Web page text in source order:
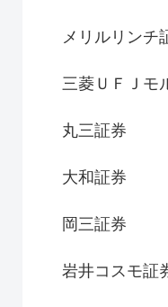
メリルリンチ
三菱ＵＦＪモ
丸三証券
大和証券
岡三証券
岩井コスモ証